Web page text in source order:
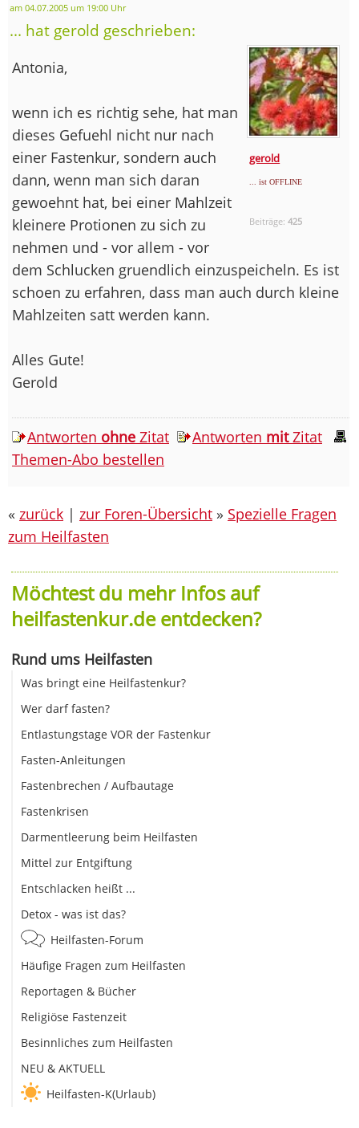
am 04.07.2005 um 19:00 Uhr
... hat gerold geschrieben:
gerold
... ist OFFLINE
Beiträge:425
Antonia,
wenn ich es richtig sehe, hat man
dieses Gefuehl nicht nur nach
einer Fastenkur, sondern auch
dann, wenn man sich daran
gewoehnt hat, bei einer Mahlzeit
kleinere Protionen zu sich zu
nehmen und - vor allem - vor
dem Schlucken gruendlich einzuspeicheln. Es ist
schoen zu erfahren, dass man auch durch kleine
Mahlzeiten satt werden kann.
Alles Gute!
Gerold
Antworten ohne Zitat Antworten mitZitat
Themen-Abo bestellen
« zurück | zur Foren-Übersicht » Spezielle Fragen
zum Heilfasten
Möchtest du mehr Infos auf
heilfastenkur.de entdecken?
Rund ums Heilfasten
Was bringt eine Heilfastenkur?
Wer darf fasten?
Entlastungstage VOR der Fastenkur
Fasten-Anleitungen
Fastenbrechen / Aufbautage
Fastenkrisen
Darmentleerung beim Heilfasten
Mittel zur Entgiftung
Entschlacken heißt ...
Detox - was ist das?
Heilfasten-Forum
Häufige Fragen zum Heilfasten
Reportagen & Bücher
Religiöse Fastenzeit
Besinnliches zum Heilfasten
NEU & AKTUELL
Heilfasten-K(Urlaub)